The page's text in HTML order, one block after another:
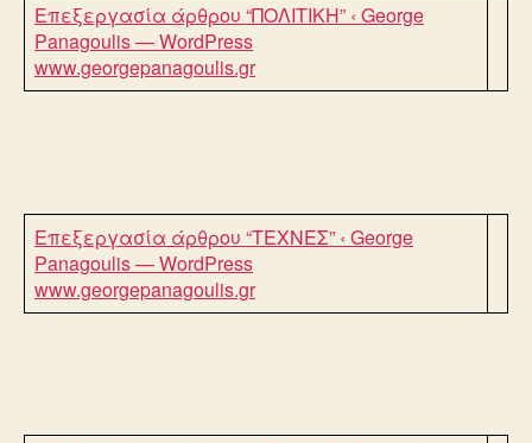
Επεξεργασία άρθρου “ΠΟΛΙΤΙΚΗ” ‹ George
Panagoulis — WordPress
www.georgepanagoulis.gr
Επεξεργασία άρθρου “TEXNEΣ” ‹ George
Panagoulis — WordPress
www.georgepanagoulis.gr